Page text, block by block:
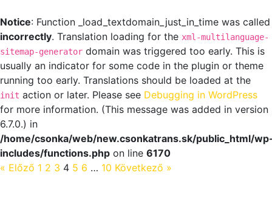
Notice: Function _load_textdomain_just_in_time was called
incorrectly. Translation loading for the xml-multilanguage-
sitemap-generator domain was triggered too early. This is
usually an indicator for some code in the plugin or theme
running too early. Translations should be loaded at the
init action or later. Please see Debugging in WordPress
for more information. (This message was added in version
6.7.0.) in
/home/csonka/web/new.csonkatrans.sk/public_html/
includes/functions.php on line 6170
« Előző 1 2 3 4 5 6 … 10 Következő »